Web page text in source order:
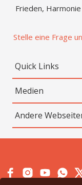
Frieden,
Stelle eine Frage
Quick Links
Medien
Andere